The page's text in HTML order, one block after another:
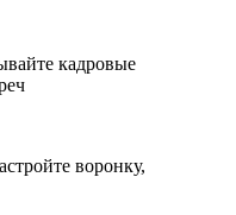
кадровые
воронку,